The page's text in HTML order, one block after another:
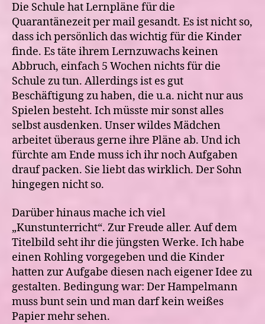
Die Schule hat Lernpläne für die
Quarantänezeit per mail gesandt. Es ist nicht so,
dass ich persönlich das wichtig für die Kinder
finde. Es täte ihrem Lernzuwachs keinen
Abbruch, einfach 5 Wochen nichts für die
Schule zu tun. Allerdings ist es gut
Beschäftigung zu haben, die u.a. nicht nur aus
Spielen besteht. Ich müsste mir sonst alles
selbst ausdenken. Unser wildes Mädchen
arbeitet überaus gerne ihre Pläne ab. Und ich
fürchte am Ende muss ich ihr noch Aufgaben
drauf packen. Sie liebt das wirklich. Der Sohn
hingegen nicht so.
Darüber hinaus mache ich viel
„Kunstunterricht“. Zur Freude aller. Auf dem
Titelbild seht ihr die jüngsten Werke. Ich habe
einen Rohling vorgegeben und die Kinder
hatten zur Aufgabe diesen nach eigener Idee zu
gestalten. Bedingung war: Der Hampelmann
muss bunt sein und man darf kein weißes
Papier mehr sehen.